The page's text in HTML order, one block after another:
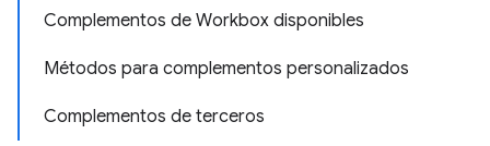
Complementos de Workbox disponibles
Métodos para complementos personalizados
Complementos de terceros